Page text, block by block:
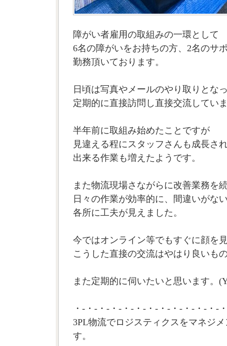
障がい者雇用の取組みの一環として
6名の障がいをお持ちの方、2名のサ
勤務頂いております。
日頃は写真やメールのやり取りとな
定期的に直接訪問し直接交流してい
半年前に取組み始めたことですが
見違える程にスタッフさんも成長さ
出来る作業も増えたようです。
また物流現場さながらに改善業務を
日々の作業が効率的に、間違いがな
各所に工夫が見えました。
今ではオンライン等でもすぐに顔を
こうした直接の交流はやはり良いも
また定期的に伺いたいと思います。
・-・-・-・-・-・-・-・-・-・-・-・-
3PL物流でロジスティクスをマネジ
す。